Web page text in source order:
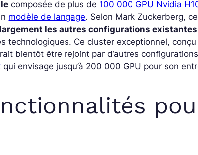
composée de plus de 100 000 GPU Nvidia
modèle de langage. Selon Mark Zuckerberg,
largement les autres configurations
technologiques. Ce cluster exceptionnel,
bientôt être rejoint par d’autres
qui envisage jusqu’à 200 000 GPU pour son